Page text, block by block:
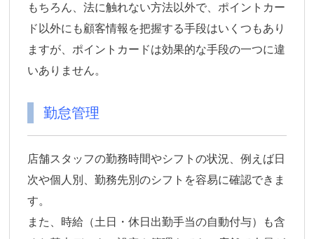
もちろん、法に触れない方法以外で、ポイントカー
ド以外にも顧客情報を把握する手段はいくつもあり
ますが、ポイントカードは効果的な手段の一つに違
いありません。
勤怠管理
店舗スタッフの勤務時間やシフトの状況、例えば日
次や個人別、勤務先別のシフトを容易に確認できま
す。
また、時給（土日・休日出勤手当の自動付与）も含